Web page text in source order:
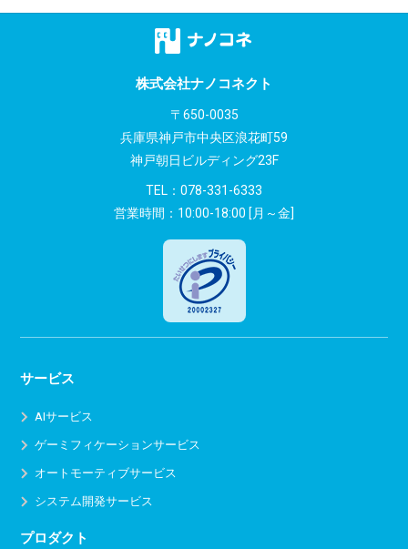
株式会社ナノコネクト
〒650-0035
兵庫県神戸市中央区浪花町59
神戸朝日ビルディング23F
TEL： 078-331-6333
営業時間：10:00-18:00 [月～金]
サービス
AIサービス
ゲーミフィケーションサービス
オートモーティブサービス
システム開発サービス
プロダクト